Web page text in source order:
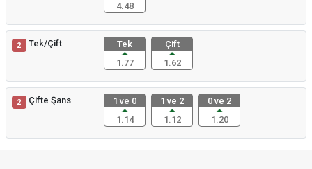
4.48
2 Tek/Çift
Tek
1.77
Çift
1.62
2 Çifte Şans
1 ve 0
1.14
1 ve 2
1.12
0 ve 2
1.20